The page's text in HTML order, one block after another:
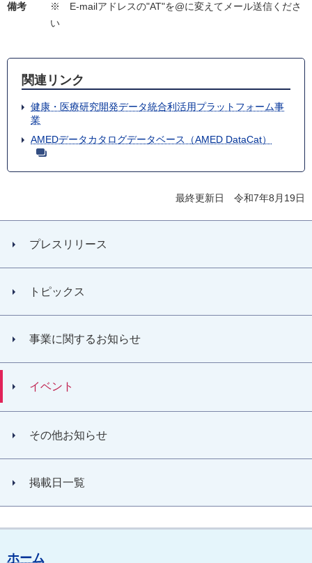
備考
※ E-mailアドレスの"AT"を@に変えてメール送信くださ
い
関連リンク
健康・医療研究開発データ統合利活用プラットフォーム事
業
AMEDデータカタログデータベース（AMED DataCat）
最終更新日 令和7年8月19日
プレスリリース
トピックス
事業に関するお知らせ
イベント
その他お知らせ
掲載日一覧
ホーム